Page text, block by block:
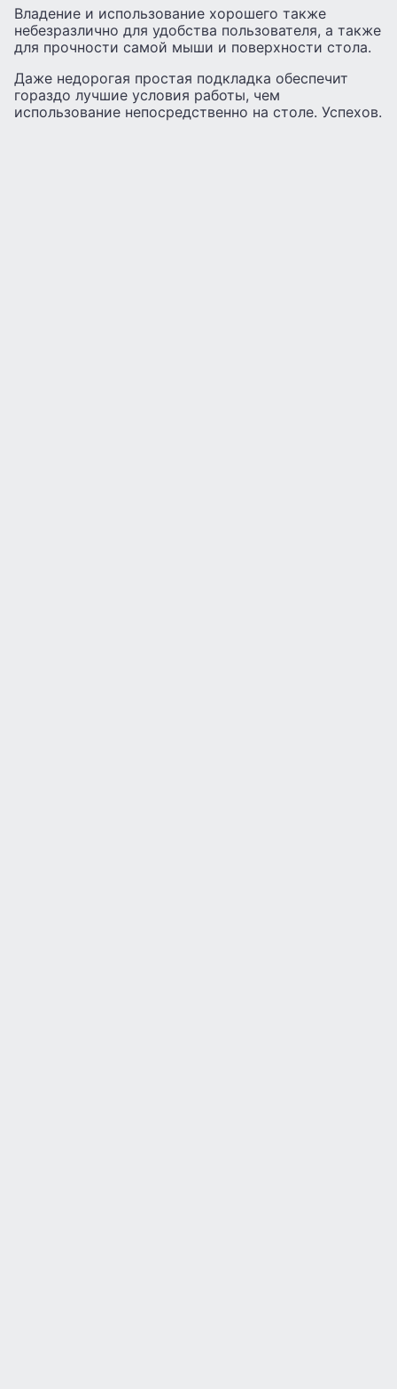
Владение и использование хорошего также
небезразлично для удобства пользователя, а также
для прочности самой мыши и поверхности стола.
Даже недорогая простая подкладка обеспечит
гораздо лучшие условия работы, чем
использование непосредственно на столе. Успехов.